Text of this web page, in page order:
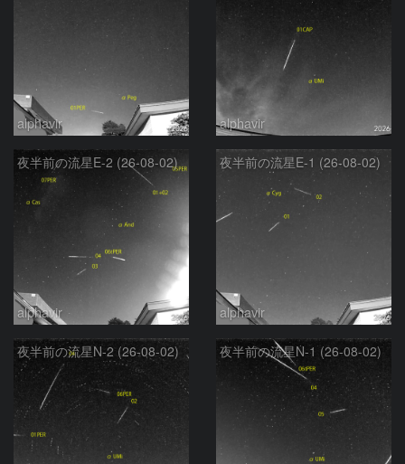
alphavir alphavir
夜半前の流星E-2 (26-08-02)
alphavir
夜半前の流星E-1 (26-08-02)
alphavir
夜半前の流星N-2 (26-08-02) 夜半前の流星N-1 (26-08-02)